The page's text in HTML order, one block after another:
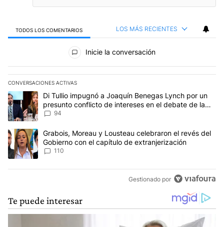
TODOS LOS COMENTARIOS LOS MÁS RECIENTES
Todos los comentarios
Inicie la conversación
CONVERSACIONES ACTIVAS
Este listado muestra los artículos con más comentarios en los
Un artículo de tendencia con el título "Di Tullio impugnó a
Di Tullio impugnó a Joaquín Benegas Lynch por un
presunto conflicto de intereses en el debate de la
Ley de Tierras
94
Un artículo de tendencia con el título "Grabois, Moreau y
Grabois, Moreau y Lousteau celebraron el revés del
Gobierno con el capítulo de extranjerización
110
Gestionado por